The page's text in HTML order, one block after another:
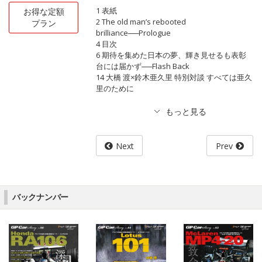
お得な定額
プラン
1 表紙
2 The old man’s rebooted
brilliance──Prologue
4 目次
6 期待を集めた日本の夢、輝き見せるも表彰
台には届かず──Flash Back
14 大橋 渡×鈴木亜久里 特別対談 すべては亜久
里のために
Next Prev
バックナンバー